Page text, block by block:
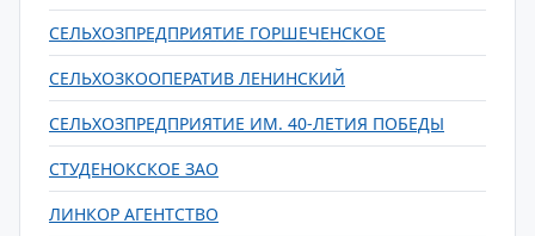
СЕЛЬХОЗПРЕДПРИЯТИЕ ГОРШЕЧЕНСКОЕ
СЕЛЬХОЗКООПЕРАТИВ ЛЕНИНСКИЙ
СЕЛЬХОЗПРЕДПРИЯТИЕ ИМ. 40-ЛЕТИЯ ПОБЕДЫ
СТУДЕНОКСКОЕ ЗАО
ЛИНКОР АГЕНТСТВО